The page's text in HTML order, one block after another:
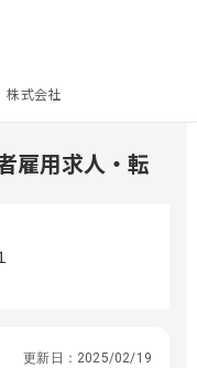
式会社
雇用求人・転
更新日： 2025/02/19